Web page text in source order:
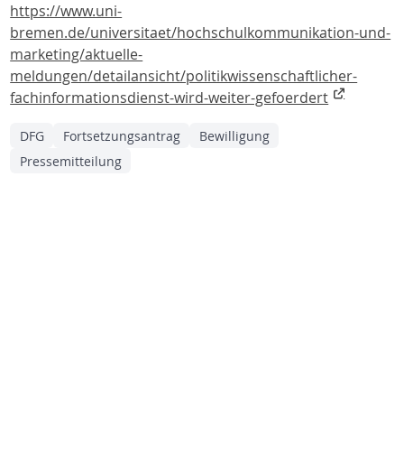
https://www.uni-
bremen.de/universitaet/hochschulkommunikation-und-
marketing/aktuelle-
meldungen/detailansicht/politikwissenschaftlicher-
fachinformationsdienst-wird-weiter-gefoerdert
DFG Fortsetzungsantrag
Bewilligung
Pressemitteilung